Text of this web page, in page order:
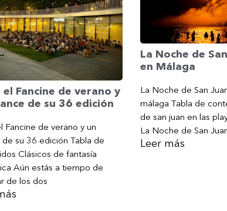
el Fancine de verano y
de su 36 edición
Fancine de verano y un
de su 36 edición Tabla de
Clásicos de fantasía
Aún estás a tiempo de
de los dos
La Noche de
en Málaga
La Noche de San
málaga Tabla de
de san juan en las
La Noche de San
Leer más